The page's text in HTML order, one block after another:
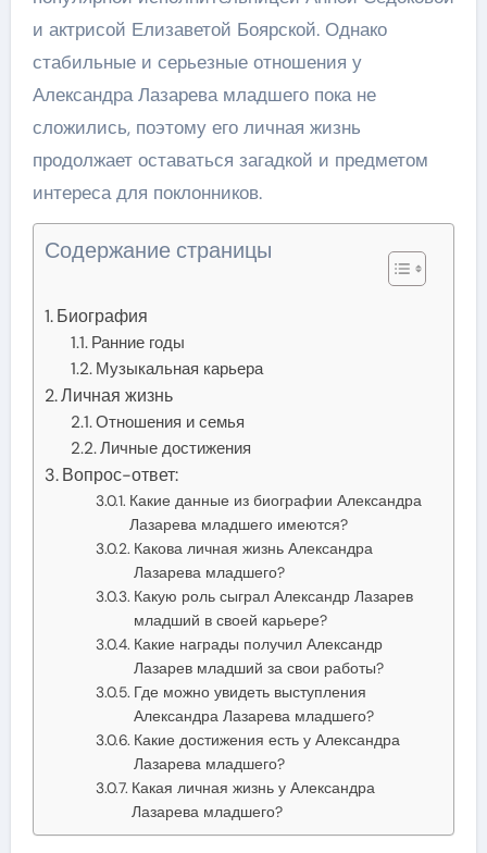
и актрисой Елизаветой Боярской. Однако
стабильные и серьезные отношения у
Александра Лазарева младшего пока не
сложились, поэтому его личная жизнь
продолжает оставаться загадкой и предметом
интереса для поклонников.
Содержание страницы
Биография
Ранние годы
Музыкальная карьера
Личная жизнь
Отношения и семья
Личные достижения
Вопрос-ответ:
Какие данные из биографии Александра
Лазарева младшего имеются?
Какова личная жизнь Александра
Лазарева младшего?
Какую роль сыграл Александр Лазарев
младший в своей карьере?
Какие награды получил Александр
Лазарев младший за свои работы?
Где можно увидеть выступления
Александра Лазарева младшего?
Какие достижения есть у Александра
Лазарева младшего?
Какая личная жизнь у Александра
Лазарева младшего?